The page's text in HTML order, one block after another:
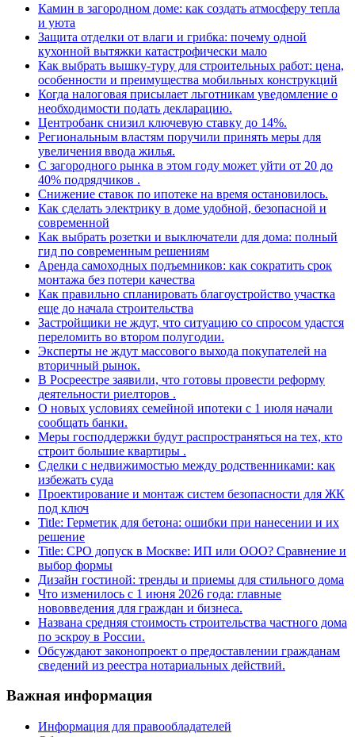
Камин в загородном доме: как создать атмосферу тепла
и уюта
Защита отделки от влаги и грибка: почему одной
кухонной вытяжки катастрофически мало
Как выбрать вышку-туру для строительных работ: цена,
особенности и преимущества мобильных конструкций
Когда налоговая присылает льготникам уведомление о
необходимости подать декларацию.
Центробанк снизил ключевую ставку до 14%.
Региональным властям поручили принять меры для
увеличения ввода жилья.
С загородного рынка в этом году может уйти от 20 до
40% подрядчиков .
Снижение ставок по ипотеке на время остановилось.
Как сделать электрику в доме удобной, безопасной и
современной
Как выбрать розетки и выключатели для дома: полный
гид по современным решениям
Аренда самоходных подъемников: как сократить срок
монтажа без потери качества
Как правильно спланировать благоустройство участка
еще до начала строительства
Застройщики не ждут, что ситуацию со спросом удастся
переломить во втором полугодии.
Эксперты не ждут массового выхода покупателей на
вторичный рынок.
В Росреестре заявили, что готовы провести реформу
деятельности риелторов .
О новых условиях семейной ипотеки с 1 июля начали
сообщать банки.
Меры господдержки будут распространяться на тех, кто
строит большие квартиры .
Сделки с недвижимостью между родственниками: как
избежать суда
Проектирование и монтаж систем безопасности для ЖК
под ключ
Title: Герметик для бетона: ошибки при нанесении и их
решение
Title: СРО допуск в Москве: ИП или ООО? Сравнение и
выбор формы
Дизайн гостиной: тренды и приемы для стильного дома
Что изменилось с 1 июня 2026 года: главные
нововведения для граждан и бизнеса.
Названа средняя стоимость строительства частного дома
по эскроу в России.
Обсуждают законопроект о предоставлении гражданам
сведений из реестра нотариальных действий.
Важная информация
Информация для правообладателей